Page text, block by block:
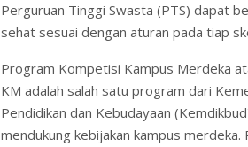
Perguruan Tinggi Swasta (PTS) dapat
sehat sesuai dengan aturan pada tiap
Program Kompetisi Kampus Merdeka
KM adalah salah satu program dari
Pendidikan dan Kebudayaan
mendukung kebijakan kampus merdeka.